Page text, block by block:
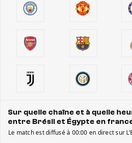
Sur quelle chaîne et à quelle
entre Brésil et Égypte en
Le match est diffusé à 00:00 en direct sur